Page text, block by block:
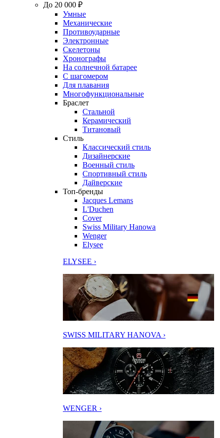
До 20 000 ₽
Умные
Механические
Противоударные
Электронные
Скелетоны
Хронографы
На солнечной батарее
С шагомером
Для плавания
Многофункциональные
Браслет
Стальной
Керамический
Титановый
Стиль
Классический стиль
Дизайнерские
Военный стиль
Спортивный стиль
Дайверские
Топ-бренды
Jacques Lemans
L'Duchen
Cover
Swiss Military Hanowa
Wenger
Elysee
ELYSEE ›
SWISS MILITARY HANOVA ›
WENGER ›